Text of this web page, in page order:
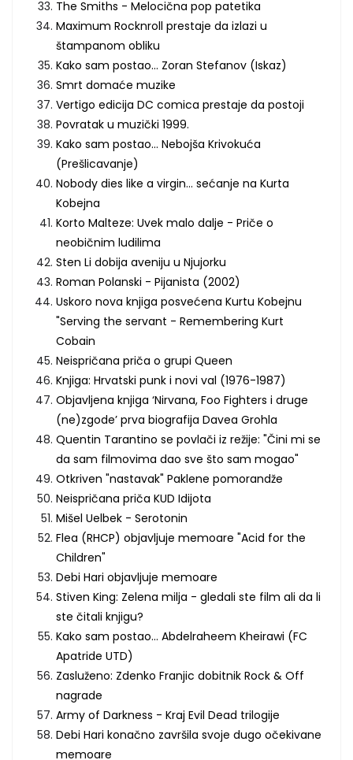
The Smiths - Melocična pop patetika
Maximum Rocknroll prestaje da izlazi u
štampanom obliku
Kako sam postao... Zoran Stefanov (Iskaz)
Smrt domaće muzike
Vertigo edicija DC comica prestaje da postoji
Povratak u muzički 1999.
Kako sam postao... Nebojša Krivokuća
(Prešlicavanje)
Nobody dies like a virgin... sećanje na Kurta
Kobejna
Korto Malteze: Uvek malo dalje - Priče o
neobičnim ludilima
Sten Li dobija aveniju u Njujorku
Roman Polanski - Pijanista (2002)
Uskoro nova knjiga posvećena Kurtu Kobejnu
"Serving the servant - Remembering Kurt
Cobain
Neispričana priča o grupi Queen
Knjiga: Hrvatski punk i novi val (1976-1987)
Objavljena knjiga ‘Nirvana, Foo Fighters i druge
(ne)zgode’ prva biografija Davea Grohla
Quentin Tarantino se povlači iz režije: "Čini mi se
da sam filmovima dao sve što sam mogao"
Otkriven "nastavak" Paklene pomorandže
Neispričana priča KUD Idijota
Mišel Uelbek - Serotonin
Flea (RHCP) objavljuje memoare "Acid for the
Children"
Debi Hari objavljuje memoare
Stiven King: Zelena milja - gledali ste film ali da li
ste čitali knjigu?
Kako sam postao... Abdelraheem Kheirawi (FC
Apatride UTD)
Zasluženo: Zdenko Franjic dobitnik Rock & Off
nagrade
Army of Darkness - Kraj Evil Dead trilogije
Debi Hari konačno završila svoje dugo očekivane
memoare